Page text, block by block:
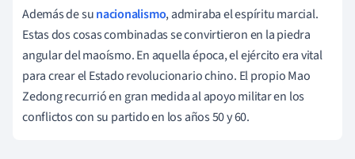
Además de sunacionalismo, admiraba el espíritu marcial.
Estas dos cosas combinadas se convirtieron en la piedra
angular del maoísmo. En aquella época, el ejército era vital
para crear el Estado revolucionario chino. El propio Mao
Zedong recurrió en gran medida al apoyo militar en los
conflictos con su partido en los años 50 y 60.